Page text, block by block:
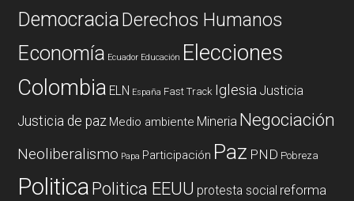
DemocraciaDerechos Humanos
Economía Ecuador Educación Elecciones
Colombia ELN España Fast Track Iglesia Justicia
Justicia de paz Medio ambiente Mineria Negociación
Neoliberalismo Papa Participación Paz PND Pobreza
PoliticaPolitica EEUU protesta social reforma